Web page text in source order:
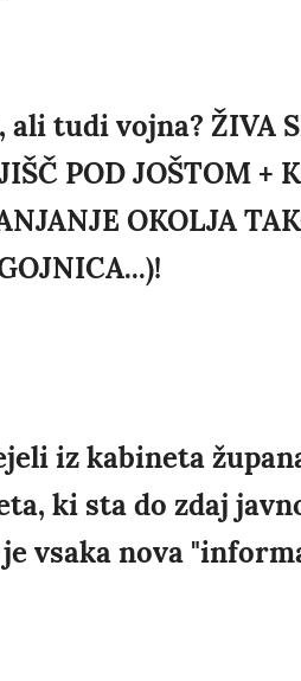
tudi vojna? ŽIVA
POD JOŠTOM +
OKOLJA
iz kabineta
ki sta do zdaj
vsaka nova